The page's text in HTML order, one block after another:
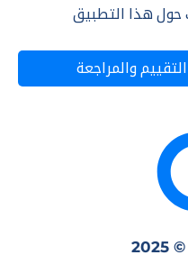
هذا التطبيق
والمراجعة